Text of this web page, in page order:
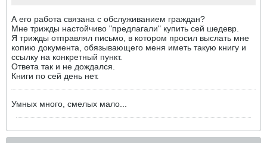
А его работа связана с обслуживанием граждан?
Мне трижды настойчиво "предлагали" купить сей шедевр.
Я трижды отправлял письмо, в котором просил выслать мне
копию документа, обязывающего меня иметь такую книгу и
ссылку на конкретный пункт.
Ответа так и не дождался.
Книги по сей день нет.
Умных много, смелых мало...